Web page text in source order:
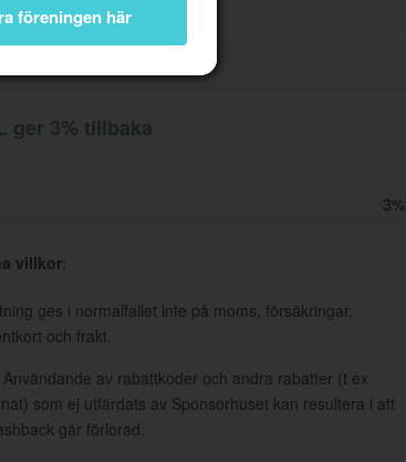
föreningen här
ger 3% tillbaka
3%
villkor:
ges i normalfallet inte på moms, försäkringar,
och frakt.
Användande av rabattkoder och andra rabatter (t ex
som ej utfärdats av Sponsorhuset kan resultera i att
går förlorad.